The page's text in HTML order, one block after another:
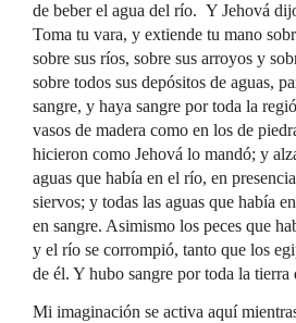
de beber el agua del río. Y Jehová
Toma tu vara, y extiende tu mano
sobre sus ríos, sobre sus arroyos y
sobre todos sus depósitos de aguas,
sangre, y haya sangre por toda la
vasos de madera como en los de
hicieron como Jehová lo mandó; y
aguas que había en el río, en
siervos; y todas las aguas que había
en sangre. Asimismo los peces que
y el río se corrompió, tanto que los
de él. Y hubo sangre por toda la tierra
Mi imaginación se activa aquí